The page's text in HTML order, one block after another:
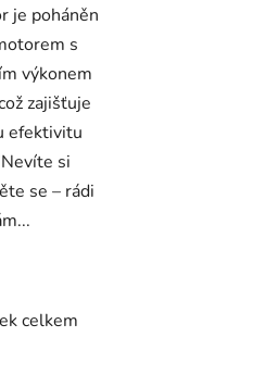
je poháněn
s
výkonem
zajišťuje
efektivitu
si
se – rádi
Ocelkem